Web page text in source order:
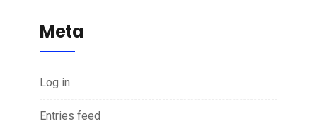
Meta
Log in
Entries feed